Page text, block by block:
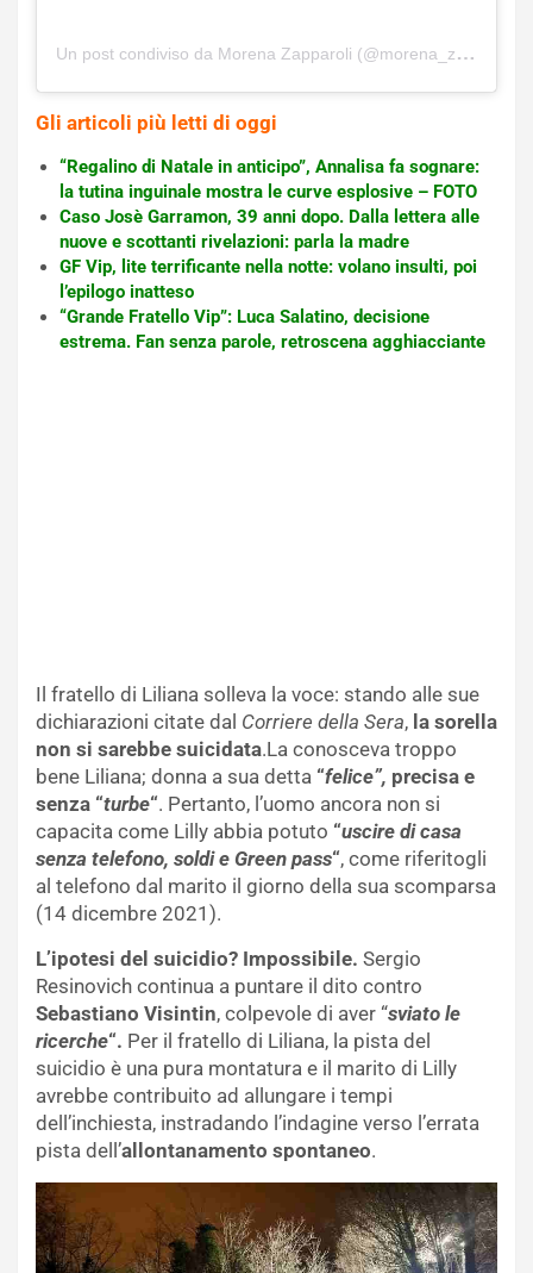
Un post condiviso da Morena Zapparoli (@morena_zapparoli_official)
Gli articoli più letti di oggi
“Regalino di Natale in anticipo”, Annalisa fa sognare:
la tutina inguinale mostra le curve esplosive – FOTO
Caso Josè Garramon, 39 anni dopo. Dalla lettera alle
nuove e scottanti rivelazioni: parla la madre
GF Vip, lite terrificante nella notte: volano insulti, poi
l’epilogo inatteso
“Grande Fratello Vip”: Luca Salatino, decisione
estrema. Fan senza parole, retroscena agghiacciante
Il fratello di Liliana solleva la voce: stando alle sue
dichiarazioni citate dal Corriere della Sera, la sorella
non si sarebbe suicidata.La conosceva troppo
bene Liliana; donna a sua detta “felice”, precisa e
senza “turbe“. Pertanto, l’uomo ancora non si
capacita come Lilly abbia potuto “uscire di casa
senza telefono, soldi e Green pass“, come riferitogli
al telefono dal marito il giorno della sua scomparsa
(14 dicembre 2021).
L’ipotesi del suicidio? Impossibile. Sergio
Resinovich continua a puntare il dito contro
Sebastiano Visintin, colpevole di aver “sviato le
ricerche“. Per il fratello di Liliana, la pista del
suicidio è una pura montatura e il marito di Lilly
avrebbe contribuito ad allungare i tempi
dell’inchiesta, instradando l’indagine verso l’errata
pista dell’allontanamento spontaneo.